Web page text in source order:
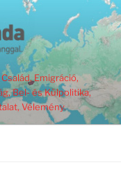
Emigráció,
Bel- és Külpolitika,
Vélemény.